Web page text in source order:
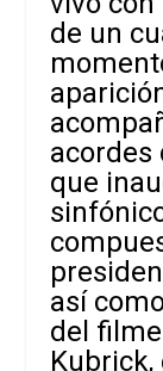
de un
que
así
del filme
Kubrick,